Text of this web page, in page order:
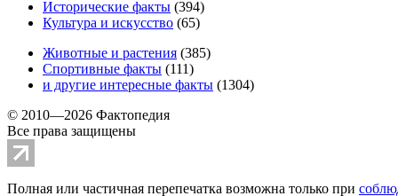
Исторические факты (394)
Культура и искусство (65)
Животные и растения (385)
Спортивные факты (111)
и другие интересные факты (1304)
© 2010—2026 Фактопедия
Все права защищены
Полная или частичная перепечатка возможна только при